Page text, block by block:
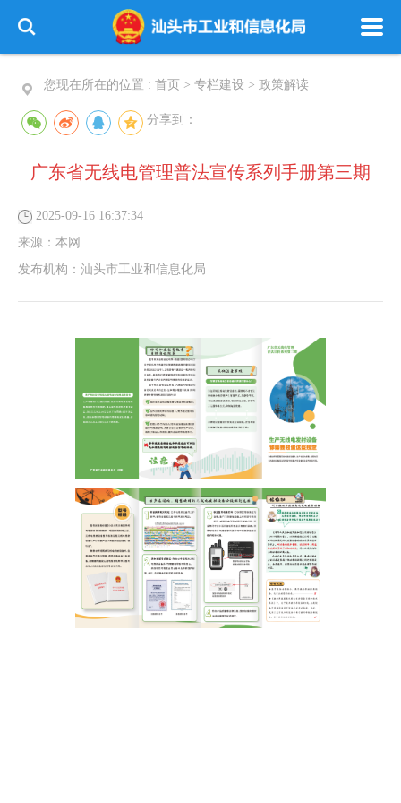
您现在所在的位置 : 首页 > 专栏建设 > 政策解读
分享到：
广东省无线电管理普法宣传系列手册第三期
2025-09-16 16:37:34
来源： 本网
发布机构： 汕头市工业和信息化局